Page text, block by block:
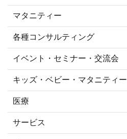
マタニティー
各種コンサルティング
イベント・セミナー・交流会
キッズ・ベビー・マタニティー
医療
サービス